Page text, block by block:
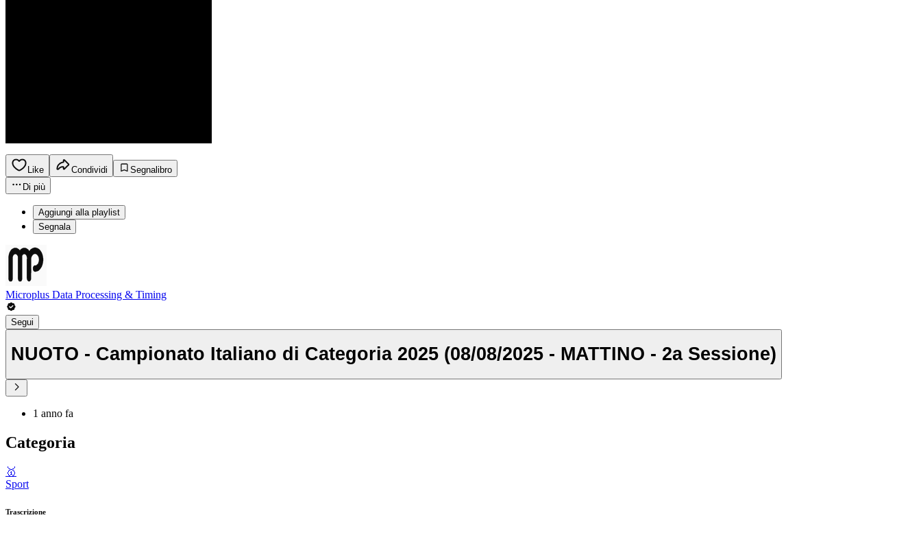
Like Condividi
Segnalibro
Di più
Aggiungi alla playlist
Segnala
Microplus Data Processing & Timing
Segui
NUOTO - Campionato Italiano di Categoria 2025 (08/08/2025 - MATTINO - 2a Sessione)
1 anno fa
Categoria
🥇
Sport
Trascrizione